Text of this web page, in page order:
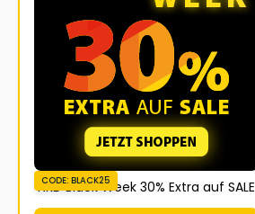
CODE: BLACK25
NKD Black Week 30% Extra auf SALE